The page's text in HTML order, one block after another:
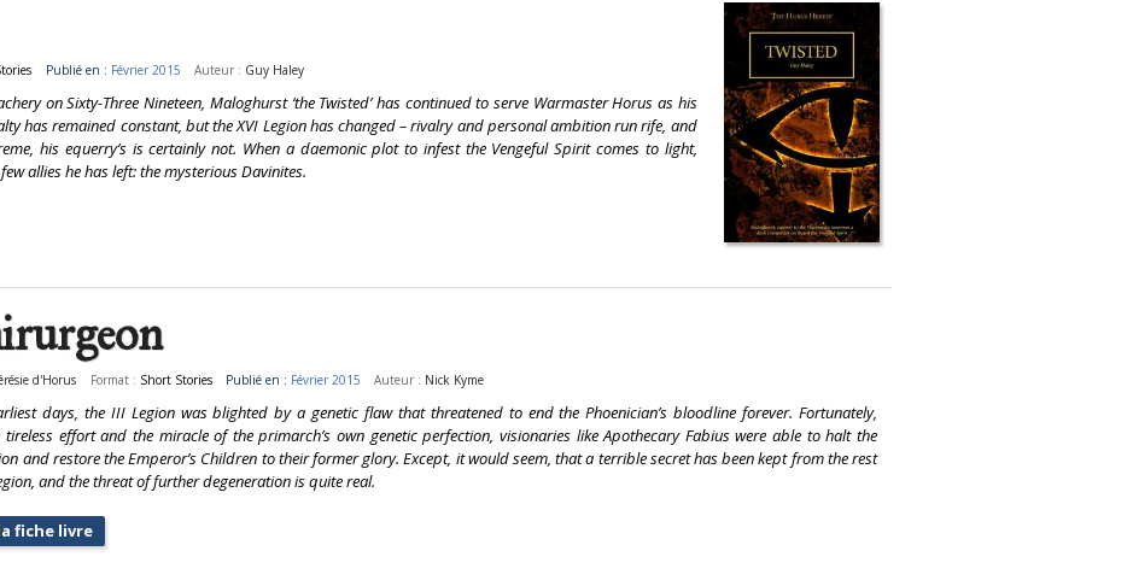
Publié en : Février 2015 Auteur : Guy Haley
on Sixty-Three Nineteen, Maloghurst ‘the Twisted’ has continued to serve Warmaster Horus as his
has remained constant, but the XVI Legion has changed – rivalry and personal ambition run rife, and
his equerry’s is certainly not. When a daemonic plot to infest the Vengeful Spirit comes to light,
allies he has left: the mysterious Davinites.
d'Horus Format : Short Stories Publié en : Février 2015 Auteur : Nick Kyme
days, the III Legion was blighted by a genetic flaw that threatened to end the Phoenician’s bloodline forever. Fortunately,
effort and the miracle of the primarch’s own genetic perfection, visionaries like Apothecary Fabius were able to halt the
and restore the Emperor’s Children to their former glory. Except, it would seem, that a terrible secret has been kept from the rest
and the threat of further degeneration is quite real.
fiche livre